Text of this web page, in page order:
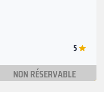
5
NON RÉSERVABLE